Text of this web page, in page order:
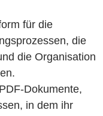
für die
die
die Organisation
Dokumente,
in dem ihr